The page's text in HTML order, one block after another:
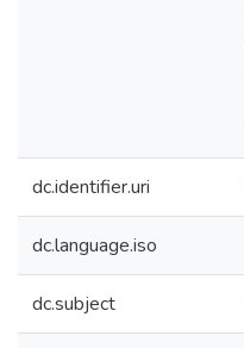
dc.identifier.uri
dc.language.iso
dc.subject